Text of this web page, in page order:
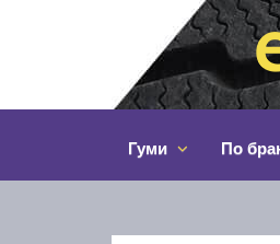
Гуми По